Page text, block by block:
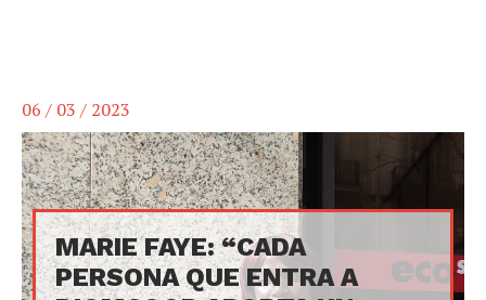
06 / 03 / 2023
MARIE FAYE: “CADA
PERSONA QUE ENTRA A